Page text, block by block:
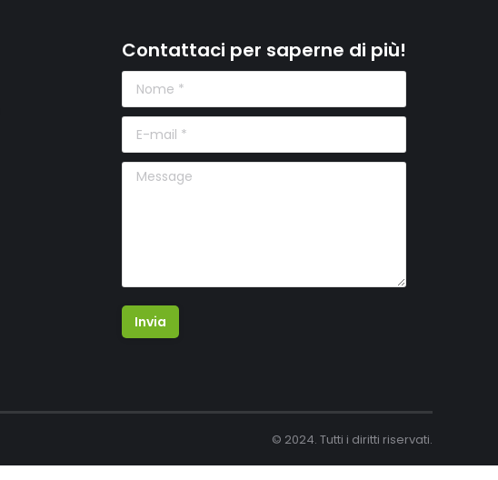
Contattaci per saperne di più!
Nome *
E-mail *
Message
Invia
© 2024. Tutti i diritti riservati.